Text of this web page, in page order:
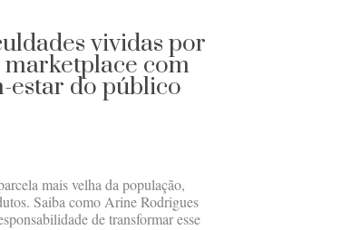
vividas por
com
estar do público
mais velha da população,
Saiba como Arine Rodrigues
de transformar esse